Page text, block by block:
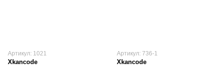
Артикул: 1021
Xkancode
Артикул: 736-1
Xkancode